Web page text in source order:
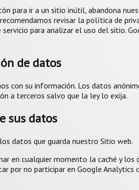
para ir a un sitio inútil, abandona
revisar la política de
para analizar el uso del sitio.
de datos
con su información. Los datos
a terceros salvo que la ley lo exija.
sus datos
datos que guarda nuestro Sitio web.
en cualquier momento la caché y
por no participar en Google